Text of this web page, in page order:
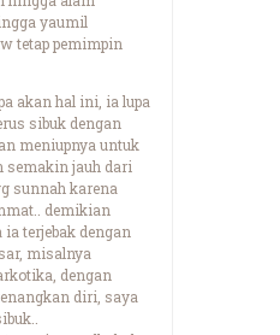
yaumil
tetap pemimpin
akan hal ini, ia lupa
sibuk dengan
meniupnya untuk
semakin jauh dari
sunnah karena
demikian
terjebak dengan
misalnya
dengan
diri, saya